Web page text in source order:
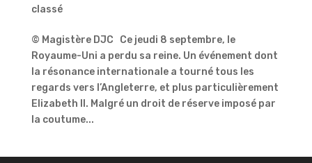
classé
© Magistère DJC Ce jeudi 8 septembre, le
Royaume-Uni a perdu sa reine. Un événement dont
la résonance internationale a tourné tous les
regards vers l’Angleterre, et plus particulièrement
Elizabeth II. Malgré un droit de réserve imposé par
la coutume...